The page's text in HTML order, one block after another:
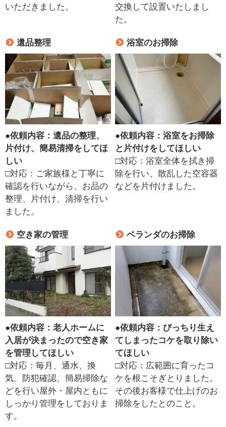
いただきました。
交換して設置いたしまし
た。
遺品整理
●依頼内容：遺品の整理、
片付け、簡易清掃をしてほ
しい
□対応：ご家族様と丁寧に
確認を行いながら、お品の
整理、片付け、清掃を行い
ました。
浴室のお掃除
●依頼内容：浴室をお掃除
と片付けをしてほしい
□対応：浴室全体を拭き掃
除を行い、散乱した空容器
などを片付けました。
空き家の管理
●依頼内容：老人ホームに
入居が決まったので空き家
を管理してほしい
□対応：毎月、通水、換
気、防犯確認、簡易掃除な
どを行い屋外・屋内ともに
しっかり管理をしておりま
す。
ベランダのお掃除
●依頼内容：びっちり生え
てしまったコケを取り除い
てほしい
□対応：広範囲に育ったコ
ケを根こそぎとりました。
その後お客様で仕上げのお
掃除をしたとのこと。